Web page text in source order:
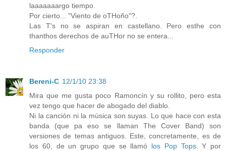
laaaaaaargo tiempo.
Por cierto... "Viento de oTHoño"?.
Las T's no se aspiran en castellano. Pero esthe con
thanthos derechos de auTHor no se entera...
Responder
Bereni-C 12/1/10 23:38
Mira que me gusta poco Ramoncín y su rollito, pero esta
vez tengo que hacer de abogado del diablo.
Ni la canción ni la música son suyas. Lo que hace con esta
banda (que pa eso se llaman The Cover Band) son
versiones de temas antiguos. Este, concretamente, es de
los 60, de un grupo que se llamó los Pop Tops. Y por